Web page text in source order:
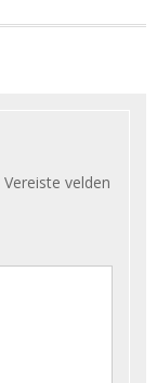
Vereiste velden